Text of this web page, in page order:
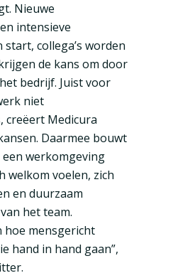
Nieuwe
intensieve
collega’s worden
de kans om door
bedrijf. Juist voor
niet
creëert Medicura
Daarmee bouwt
werkomgeving
welkom voelen, zich
en duurzaam
het team.
hoe mensgericht
hand in hand gaan”,